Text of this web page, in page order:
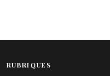
RUBRIQUES